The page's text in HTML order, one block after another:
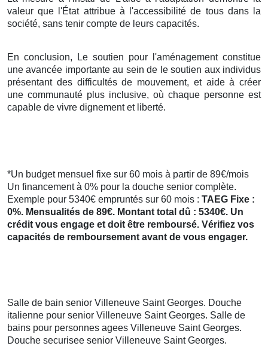
valeur que l'État attribue à l'accessibilité de tous dans la
société, sans tenir compte de leurs capacités.
En conclusion, Le soutien pour l'aménagement constitue
une avancée importante au sein de le soutien aux individus
présentant des difficultés de mouvement, et aide à créer
une communauté plus inclusive, où chaque personne est
capable de vivre dignement et liberté.
*Un budget mensuel fixe sur 60 mois à partir de 89€/mois
Un financement à 0% pour la douche senior complète.
Exemple pour 5340€ empruntés sur 60 mois : TAEG Fixe :
0%. Mensualités de 89€. Montant total dû : 5340€. Un
crédit vous engage et doit être remboursé. Vérifiez vos
capacités de remboursement avant de vous engager.
Salle de bain senior Villeneuve Saint Georges. Douche
italienne pour senior Villeneuve Saint Georges. Salle de
bains pour personnes agees Villeneuve Saint Georges.
Douche securisee senior Villeneuve Saint Georges.